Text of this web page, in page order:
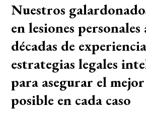
Nuestros
en lesiones
décadas de
estrategias legales
para asegurar el
posible en cada caso